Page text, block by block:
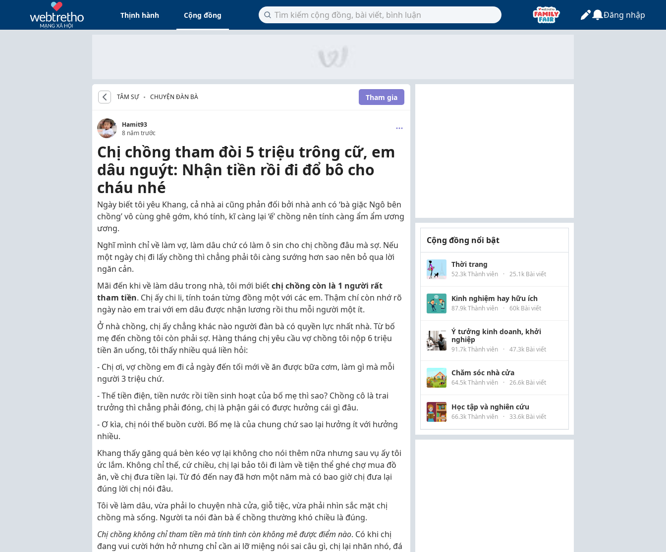
Thịnh hành Cộng đồng Đăng nhập
TÂM SỰ CHUYỆN ĐÀN BÀ Tham gia
Hamit93
8 năm trước
Chị chồng tham đòi 5 triệu trông cữ, em
dâu nguýt: Nhận tiền rồi đi đổ bô cho
cháu nhé
Ngày biết tôi yêu Khang, cả nhà ai cũng phản đối bởi nhà anh có ‘bà giặc Ngô bên
chồng’ vô cùng ghê gớm, khó tính, kĩ càng lại ‘ế’ chồng nên tính càng ẩm ẩm ương
ương.
Nghĩ mình chỉ về làm vợ, làm dâu chứ có làm ô sin cho chị chồng đâu mà sợ. Nếu
một ngày chị đi lấy chồng thì chẳng phải tôi càng sướng hơn sao nên bỏ qua lời
ngăn cản.
Mãi đến khi về làm dâu trong nhà, tôi mới biếtchị chồng còn là 1 người rất
tham tiền. Chị ấy chi li, tính toán từng đồng một với các em. Thậm chí còn nhớ rõ
ngày nào em trai với em dâu được nhận lương rồi thu mỗi người một ít.
Ở nhà chồng, chị ấy chẳng khác nào người đàn bà có quyền lực nhất nhà. Từ bố
mẹ đến chồng tôi còn phải sợ. Hàng tháng chị yêu cầu vợ chồng tôi nộp 6 triệu
tiền ăn uống, tôi thấy nhiều quá liền hỏi:
- Chị ơi, vợ chồng em đi cả ngày đến tối mới về ăn được bữa cơm, làm gì mà mỗi
người 3 triệu chứ.
- Thế tiền điện, tiền nước rồi tiền sinh hoạt của bố mẹ thì sao? Chồng cô là trai
trưởng thì chẳng phải đóng, chị là phận gái có được hưởng cái gì đâu.
- Ơ kìa, chị nói thế buồn cười. Bố mẹ là của chung chứ sao lại hưởng ít với hưởng
nhiều.
Khang thấy găng quá bèn kéo vợ lại không cho nói thêm nữa nhưng sau vụ ấy tôi
ức lắm. Không chỉ thế, cứ chiều, chị lại bảo tôi đi làm về tiện thể ghé chợ mua đồ
ăn, về chị đưa tiền lại. Từ đó đến nay đã hơn một năm mà có bao giờ chị đưa lại
đúng lời chị nói đâu.
Tôi về làm dâu, vừa phải lo chuyện nhà cửa, giỗ tiệc, vừa phải nhìn sắc mặt chị
chồng mà sống. Người ta nói đàn bà ế chồng thường khó chiều là đúng.
Chị chồng không chỉ tham tiền mà tính tình còn không mê được điểm nào. Có khi chị
đang vui cười hớn hở nhưng chỉ cần ai lỡ miệng nói sai câu gì, chị lại nhăn nhó, đá
Cộng đồng nổi bật
Thời trang
52.3k Thành viên · 25.1k Bài viết
Kinh nghiệm hay hữu ích
87.9k Thành viên · 60k Bài viết
Ý tưởng kinh doanh, khởi
nghiệp
91.7k Thành viên · 47.3k Bài viết
Chăm sóc nhà cửa
64.5k Thành viên · 26.6k Bài viết
Học tập và nghiên cứu
66.3k Thành viên · 33.6k Bài viết